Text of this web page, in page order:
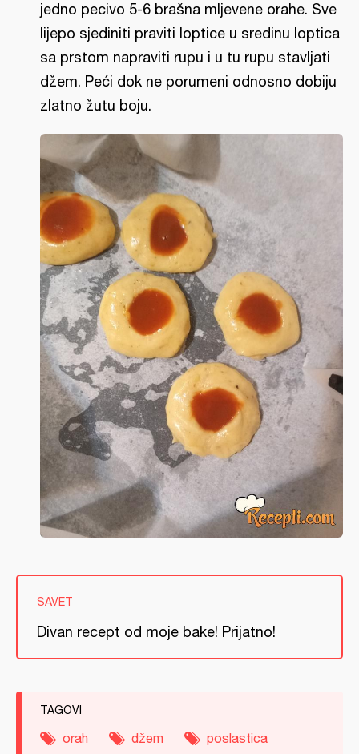
jedno pecivo 5-6 brašna mljevene orahe. Sve
lijepo sjediniti praviti loptice u sredinu loptica
sa prstom napraviti rupu i u tu rupu stavljati
džem. Peći dok ne porumeni odnosno dobiju
zlatno žutu boju.
SAVET
Divan recept od moje bake! Prijatno!
TAGOVI
orah džem poslastica